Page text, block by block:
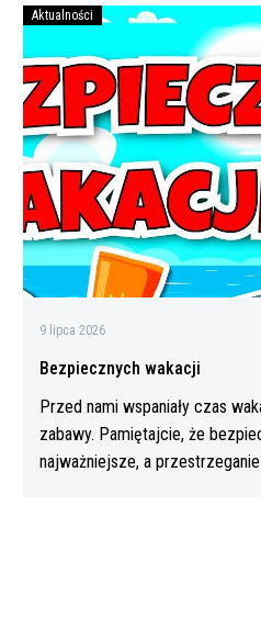
Aktualności
9 lipca 2026
Bezpiecznych wakacji
Przed nami wspaniały czas
zabawy. Pamiętajcie, że
najważniejsze, a